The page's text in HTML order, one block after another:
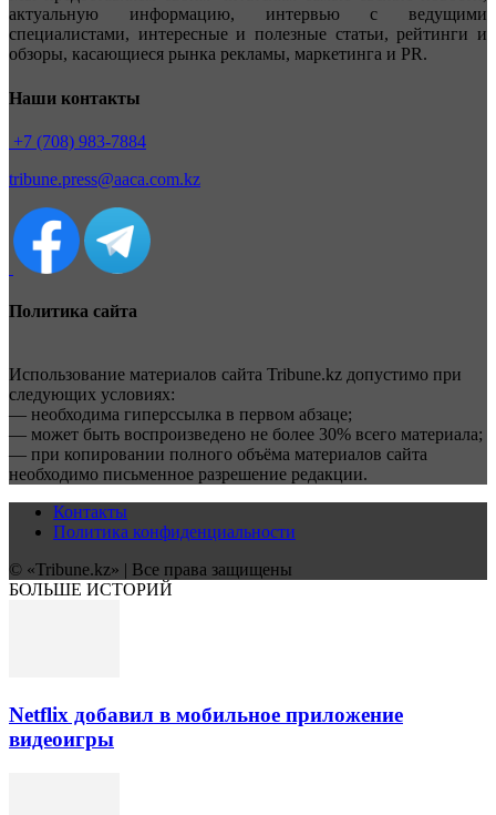
актуальную информацию, интервью с ведущими
специалистами, интересные и полезные статьи, рейтинги и
обзоры, касающиеся рынка рекламы, маркетинга и PR.
Наши контакты
+7 (708) 983-7884
tribune.press@aaca.com.kz
Политика сайта
Использование материалов сайта Tribune.kz допустимо при
следующих условиях:
— необходима гиперссылка в первом абзаце;
— может быть воспроизведено не более 30% всего материала;
— при копировании полного объёма материалов сайта
необходимо письменное разрешение редакции.
Контакты
Политика конфиденциальности
© «Tribune.kz» | Все права защищены
БОЛЬШЕ ИСТОРИЙ
Netflix добавил в мобильное приложение
видеоигры